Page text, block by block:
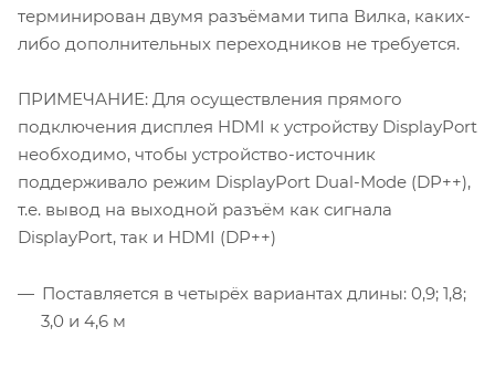
терминирован двумя разъёмами типа Вилка, каких-
либо дополнительных переходников не требуется.
ПРИМЕЧАНИЕ: Для осуществления прямого
подключения дисплея HDMI к устройству DisplayPort
необходимо, чтобы устройство-источник
поддерживало режим DisplayPort Dual-Mode (DP++),
т.е. вывод на выходной разъём как сигнала
DisplayPort, так и HDMI (DP++)
Поставляется в четырёх вариантах длины: 0,9; 1,8;
3,0 и 4,6 м